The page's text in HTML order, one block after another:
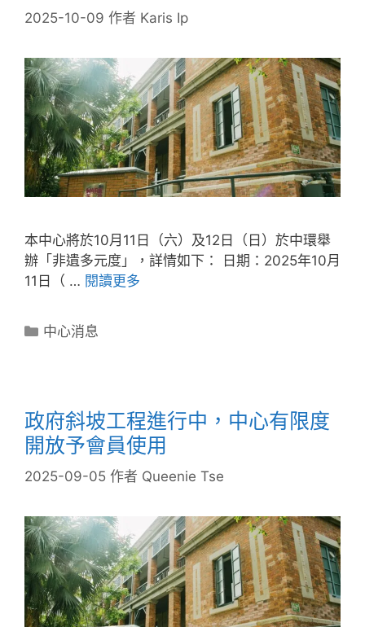
2025-10-09 作者 Karis Ip
本中心將於10月11日（六）及12日（日）於中環舉
辦「非遺多元度」，詳情如下： 日期：2025年10月
11日（ … 閱讀更多
中心消息
政府斜坡工程進行中，中心有限度
開放予會員使用
2025-09-05 作者 Queenie Tse